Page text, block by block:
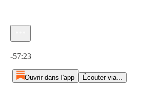
-57:23
Ouvrir dans l'app Écouter via...